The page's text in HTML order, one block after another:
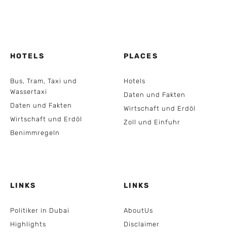
HOTELS
Bus, Tram, Taxi und
Wassertaxi
Daten und Fakten
Wirtschaft und Erdöl
Benimmregeln
PLACES
Hotels
Daten und Fakten
Wirtschaft und Erdöl
Zoll und Einfuhr
LINKS
Politiker in Dubai
Highlights
LINKS
AboutUs
Disclaimer